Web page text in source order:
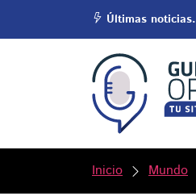
Últimas noticias.
Inicio Mundo